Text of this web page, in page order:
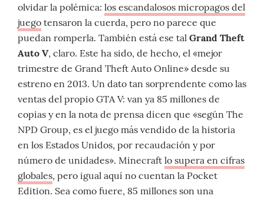
olvidar la polémica: los escandalosos micropagos del
juego tensaron la cuerda, pero no parece que
puedan romperla. También está ese tal Grand Theft
Auto V, claro. Este ha sido, de hecho, el «mejor
trimestre de Grand Theft Auto Online» desde su
estreno en 2013. Un dato tan sorprendente como las
ventas del propio GTA V: van ya 85 millones de
copias y en la nota de prensa dicen que «según The
NPD Group, es el juego más vendido de la historia
en los Estados Unidos, por recaudación y por
número de unidades». Minecraft lo supera en cifras
globales, pero igual aquí no cuentan la Pocket
Edition. Sea como fuere, 85 millones son una